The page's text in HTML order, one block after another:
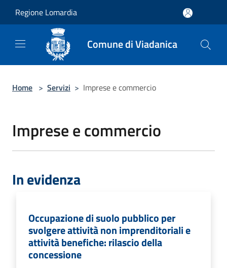
Regione Lomardia
Comune di Viadanica
Home > Servizi > Imprese e commercio
Imprese e commercio
In evidenza
Occupazione di suolo pubblico per
svolgere attività non imprenditoriali e
attività benefiche: rilascio della
concessione